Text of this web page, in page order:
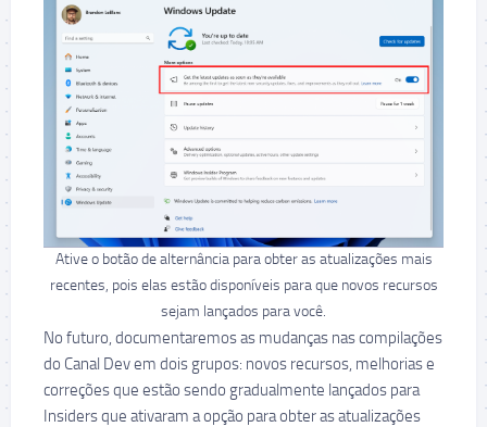
Ative o botão de alternância para obter as atualizações mais
recentes, pois elas estão disponíveis para que novos recursos
sejam lançados para você.
No futuro, documentaremos as mudanças nas compilações
do Canal Dev em dois grupos: novos recursos, melhorias e
correções que estão sendo gradualmente lançados para
Insiders que ativaram a opção para obter as atualizações